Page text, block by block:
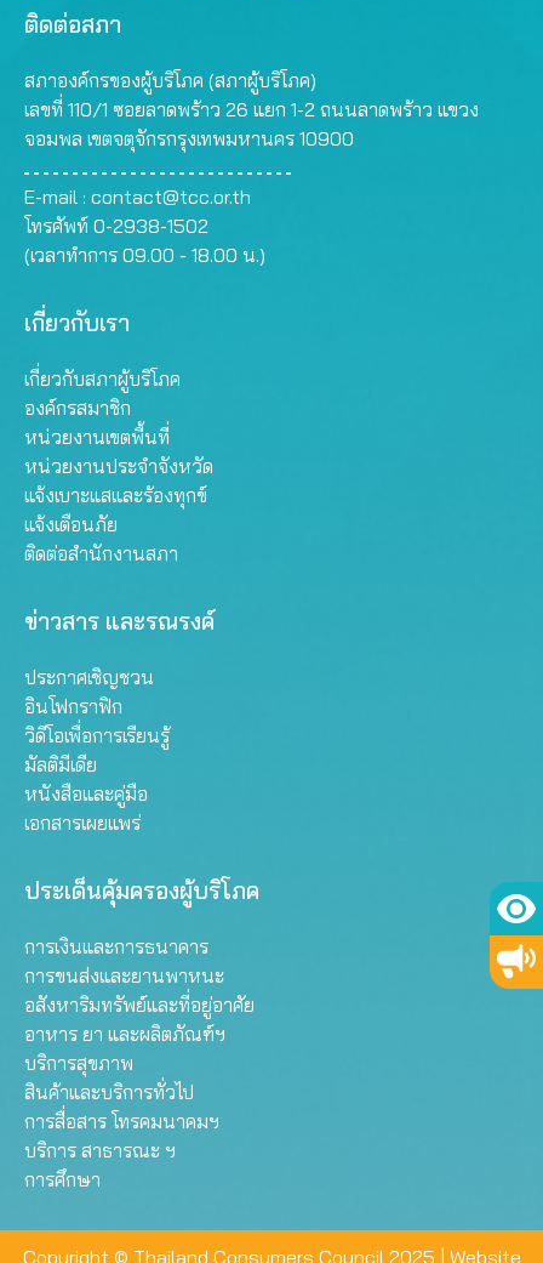
ติดต่อสภา
สภาองค์กรของผู้บริโภค (สภาผู้บริโภค)
เลขที่ 110/1 ซอยลาดพร้าว 26 แยก 1-2 ถนนลาดพร้าว แขวง
จอมพล เขตจตุจักรกรุงเทพมหานคร 10900
E-mail : contact@tcc.or.th
โทรศัพท์ 0-2938-1502
(เวลาทำการ 09.00 - 18.00 น.)
เกี่ยวกับเรา
เกี่ยวกับสภาผู้บริโภค
องค์กรสมาชิก
หน่วยงานเขตพื้นที่
หน่วยงานประจำจังหวัด
แจ้งเบาะแสและร้องทุกข์
แจ้งเตือนภัย
ติดต่อสำนักงานสภา
ข่าวสาร และรณรงค์
ประกาศเชิญชวน
อินโฟกราฟิก
วิดีโอเพื่อการเรียนรู้
มัลติมีเดีย
หนังสือและคู่มือ
เอกสารเผยแพร่
ประเด็นคุ้มครองผู้บริโภค
การเงินและการธนาคาร
การขนส่งและยานพาหนะ
อสังหาริมทรัพย์และที่อยู่อาศัย
อาหาร ยา และผลิตภัณฑ์ฯ
บริการสุขภาพ
สินค้าและบริการทั่วไป
การสื่อสาร โทรคมนาคมฯ
บริการ สาธารณะ ฯ
การศึกษา
Copyright © Thailand Consumers Council 2025 | Website